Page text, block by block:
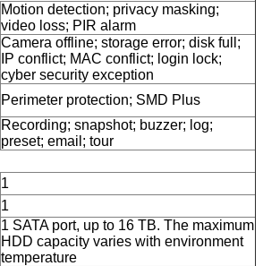
Motion detection; privacy masking;
video loss; PIR alarm
Camera offline; storage error; disk full;
IP conflict; MAC conflict; login lock;
cyber security exception
Perimeter protection; SMD Plus
Recording; snapshot; buzzer; log;
preset; email; tour
1
1
1 SATA port, up to 16 TB. The maximum
HDD capacity varies with environment
temperature